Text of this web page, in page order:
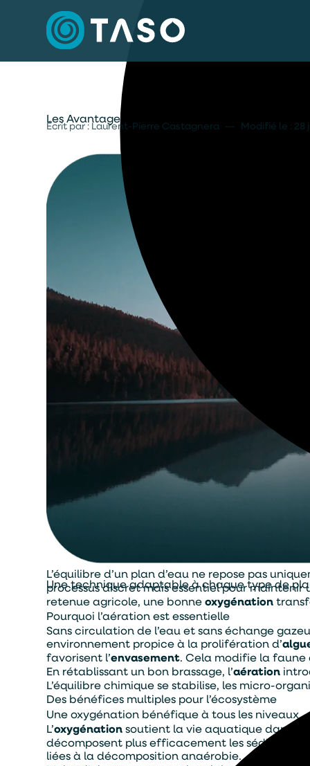
Une technique adaptable à chaque type de
Les Avantages de l’Aération des Plans d’Eau
Écrit par : Laurent-Pierre Castagnera — Modifié le : 28
L’équilibre d’un plan d’eau ne repose pas
processus discret mais essentiel pour maintenir
retenue agricole, une bonneoxygénation
Pourquoi l’aération est essentielle
Sans circulation de l’eau et sans échange
environnement propice à la prolifération d’
favorisent l’envasement. Cela modifie la
En rétablissant un bon brassage, l’aération
L’équilibre chimique se stabilise, les micro-
Des bénéfices multiples pour l’écosystème
Une oxygénation bénéfique à tous les niveaux
L’oxygénationsoutient la vie aquatique dans
décomposent plus efficacement les
liées à la décomposition anaérobie.